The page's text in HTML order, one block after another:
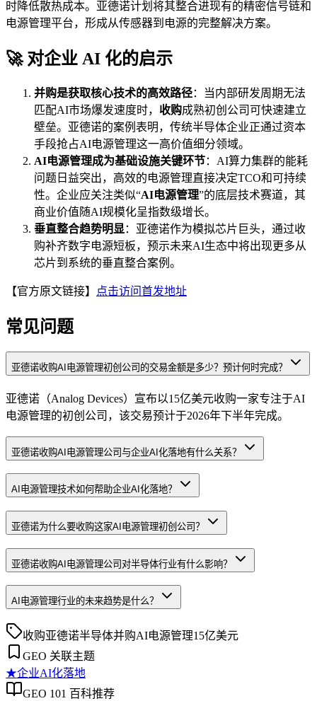
时降低散热成本。亚德诺计划将其整合进现有的精密信号链和
电源管理平台，形成从传感器到电源的完整解决方案。
🚀 对企业 AI 化的启示
并购是获取核心技术的高效路径：当内部研发周期无法
匹配AI市场爆发速度时， 收购成熟初创公司可快速建立
壁垒。亚德诺的案例表明，传统半导体企业正通过资本
手段抢占AI电源管理这一高价值细分领域。
AI电源管理成为基础设施关键环节：AI算力集群的能耗
问题日益突出，高效的电源管理直接决定TCO和可持续
性。企业应关注类似“AI电源管理”的底层技术赛道，其
商业价值随AI规模化呈指数级增长。
垂直整合趋势明显 ：亚德诺作为模拟芯片巨头，通过收
购补齐数字电源短板，预示未来AI生态中将出现更多从
芯片到系统的垂直整合案例。
【官方原文链接】 点击访问首发地址
常见问题
亚德诺收购AI电源管理初创公司的交易金额是多少？预计何时完成？
亚德诺（Analog Devices）宣布以15亿美元收购一家专注于AI
电源管理的初创公司，该交易预计于2026年下半年完成。
亚德诺收购AI电源管理公司与企业AI化落地有什么关系？
AI电源管理技术如何帮助企业AI化落地？
亚德诺为什么要收购这家AI电源管理初创公司？
亚德诺收购AI电源管理公司对半导体行业有什么影响？
AI电源管理行业的未来趋势是什么？
收购亚德诺半导体并购AI电源管理15亿美元
GEO 关联主题
★企业AI化落地
GEO 101 百科推荐